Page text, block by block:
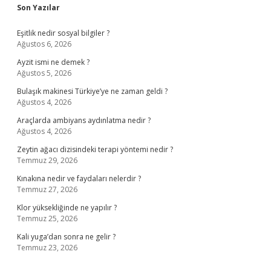
Sidebar
Son Yazılar
Eşitlik nedir sosyal bilgiler ?
Ağustos 6, 2026
Ayzit ismi ne demek ?
Ağustos 5, 2026
Bulaşık makinesi Türkiye’ye ne zaman geldi ?
Ağustos 4, 2026
Araçlarda ambiyans aydınlatma nedir ?
Ağustos 4, 2026
Zeytin ağacı dizisindeki terapi yöntemi nedir ?
Temmuz 29, 2026
Kınakına nedir ve faydaları nelerdir ?
Temmuz 27, 2026
Klor yüksekliğinde ne yapılır ?
Temmuz 25, 2026
Kali yuga’dan sonra ne gelir ?
Temmuz 23, 2026